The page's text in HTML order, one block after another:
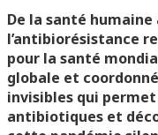
De la santé humaine
l’antibiorésistance
pour la santé
globale et
invisibles qui
antibiotiques et